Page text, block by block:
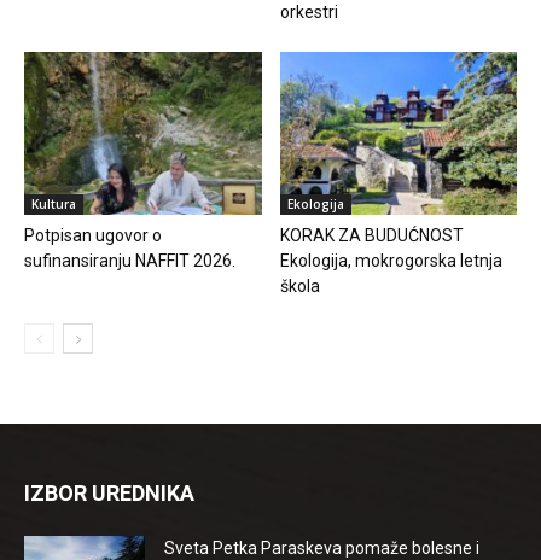
orkestri
Kultura
Potpisan ugovor o
sufinansiranju NAFFIT 2026.
Ekologija
KORAK ZA BUDUĆNOST
Ekologija, mokrogorska letnja
škola
IZBOR UREDNIKA
Sveta Petka Paraskeva pomaže bolesne i